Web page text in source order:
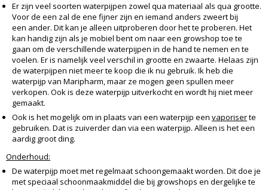
Er zijn veel soorten waterpijpen zowel qua materiaal als qua grootte.
Voor de een zal de ene fijner zijn en iemand anders zweert bij
een ander. Dit kan je alleen uitproberen door het te proberen. Het
kan handig zijn als je mobiel bent om naar een growshop toe te
gaan om de verschillende waterpijpen in de hand te nemen en te
voelen. Er is namelijk veel verschil in grootte en zwaarte. Helaas zijn
de waterpijpen niet meer te koop die ik nu gebruik. Ik heb die
waterpijp van Maripharm, maar ze mogen geen spullen meer
verkopen. Ook is deze waterpijp uitverkocht en wordt hij niet meer
gemaakt.
Ook is het mogelijk om in plaats van een waterpijp een vaporiserte
gebruiken. Dat is zuiverder dan via een waterpijp. Alleen is het een
aardig groot ding.
Onderhoud:
De waterpijp moet met regelmaat schoongemaakt worden. Dit doe je
met speciaal schoonmaakmiddel die bij growshops en dergelijke te